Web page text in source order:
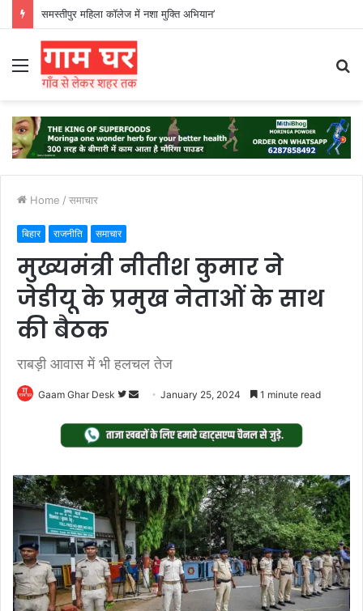
हड़ताली सफाईकर्मियों ने नगर निगम का घेराव किया’
Menu
Home / समाचार
बिहार राजनीति समाचार
मुख्यमंत्री नीतीश कुमार ने
जेडीयू के प्रमुख नेताओं के साथ
की बैठक
राबड़ी आवास में भी हलचल तेज
Gaam Ghar Desk
Follow
Twitter
Send
email
January 25, 2024 1 minute read